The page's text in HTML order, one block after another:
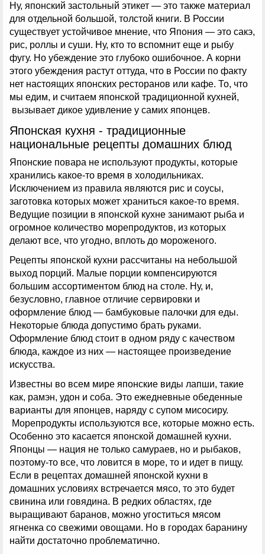
Ну, японский застольный этикет — это также материал
для отдельной большой, толстой книги. В России
существует устойчивое мнение, что Япония — это сакэ,
рис, роллы и суши. Ну, кто то вспомнит еще и рыбу
фугу. Но убеждение это глубоко ошибочное. А корни
этого убеждения растут оттуда, что в России по факту
нет настоящих японских ресторанов или кафе. То, что
мы едим, и считаем японской традиционной кухней,
вызывает дикое удивление у самих японцев.
Японская кухня - традиционные
национальные рецепты домашних блюд
Японские повара не используют продукты, которые
хранились какое-то время в холодильниках.
Исключением из правила являются рис и соусы,
заготовка которых может храниться какое-то время.
Ведущие позиции в японской кухне занимают рыба и
огромное количество морепродуктов, из которых
делают все, что угодно, вплоть до мороженого.
Рецепты японской кухни рассчитаны на небольшой
выход порций. Малые порции компенсируются
большим ассортиментом блюд на столе. Ну, и,
безусловно, главное отличие сервировки и
оформление блюд — бамбуковые палочки для еды.
Некоторые блюда допустимо брать руками.
Оформление блюд стоит в одном ряду с качеством
блюда, каждое из них — настоящее произведение
искусства.
Известны во всем мире японские виды лапши, такие
как, рамэн, удон и соба. Это ежедневные обеденные
варианты для японцев, наряду с супом мисосиру.
Морепродукты используются все, которые можно есть.
Особенно это касается японской домашней кухни.
Японцы — нация не только самураев, но и рыбаков,
поэтому-то все, что ловится в море, то и идет в пищу.
Если в рецептах домашней японской кухни в
домашних условиях встречается мясо, то это будет
свинина или говядина. В редких областях, где
выращивают баранов, можно угоститься мясом
ягненка со свежими овощами. Но в городах баранину
найти достаточно проблематично.